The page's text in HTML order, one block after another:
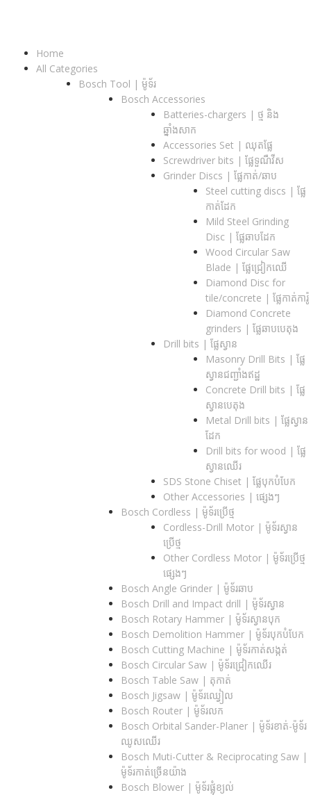
Home
All Categories
Bosch Tool | ម៉ូទ័រ
Bosch Accessories
Batteries-chargers | ថ្ម និង
ឆ្នាំងសាក
Accessories Set | ឈុតផ្លែ
Screwdriver bits | ផ្លែទួណឺវីស
Grinder Discs |​ ផ្លែកាត់/ឆាប
Steel cutting discs |​ ផ្លែ
កាត់ដែក
Mild Steel Grinding
Disc | ផ្លែឆាបដែក
Wood Circular Saw
Blade | ផ្លែជ្រៀកឈើ
Diamond Disc for
tile/concrete​ | ផ្លែកាត់ការ៉ូ
Diamond Concrete
grinders | ផ្លែឆាបបេតុង
Drill bits |​ ផ្លែស្វាន
Masonry Drill Bits |​ ផ្លែ
ស្វានជញ្ជាំងឥដ្ឋ
Concrete Drill bits |​ ផ្លែ
ស្វានបេតុង
Metal Drill bits |​ ផ្លែស្វាន
ដែក
Drill bits for wood |​ ផ្លែ
ស្វានឈើរ
SDS Stone Chiset |​ ផ្លែបុកបំបែក
Other Accessories | ផ្សេងៗ
Bosch Cordless | ម៉ូទ័រប្រើថ្ម
Cordless-Drill Motor | ម៉ូទ័រស្វាន
ប្រើថ្ម
Other Cordless Motor | ម៉ូទ័រប្រើថ្ម
ផ្សេងៗ
Bosch Angle Grinder | ម៉ូទ័រឆាប
Bosch Drill and Impact drill | ម៉ូទ័រស្វាន
Bosch Rotary Hammer | ម៉ូទ័រស្វានបុក
Bosch Demolition Hammer | ម៉ូទ័របុកបំបែក
Bosch Cutting Machine | ម៉ូទ័រកាត់សង្កត់
Bosch Circular Saw | ម៉ូទ័រជ្រៀកឈើរ
Bosch Table Saw | តុកាត់
Bosch Jigsaw | ម៉ូទ័រឈ្វៀល
Bosch Router | ម៉ូទ័រលក
Bosch Orbital Sander-Planer​ | ម៉ូទ័រខាត់-ម៉ូទ័រ
ឈូសឈើរ
Bosch Muti-Cutter & Reciprocating Saw​ |
ម៉ូទ័រកាត់ច្រើនយ៉ាង
Bosch Blower | ម៉ូទ័រផ្លុំខ្យល់